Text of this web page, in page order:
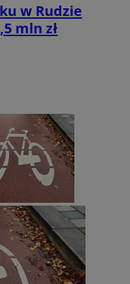
w Rudzie
mln zł